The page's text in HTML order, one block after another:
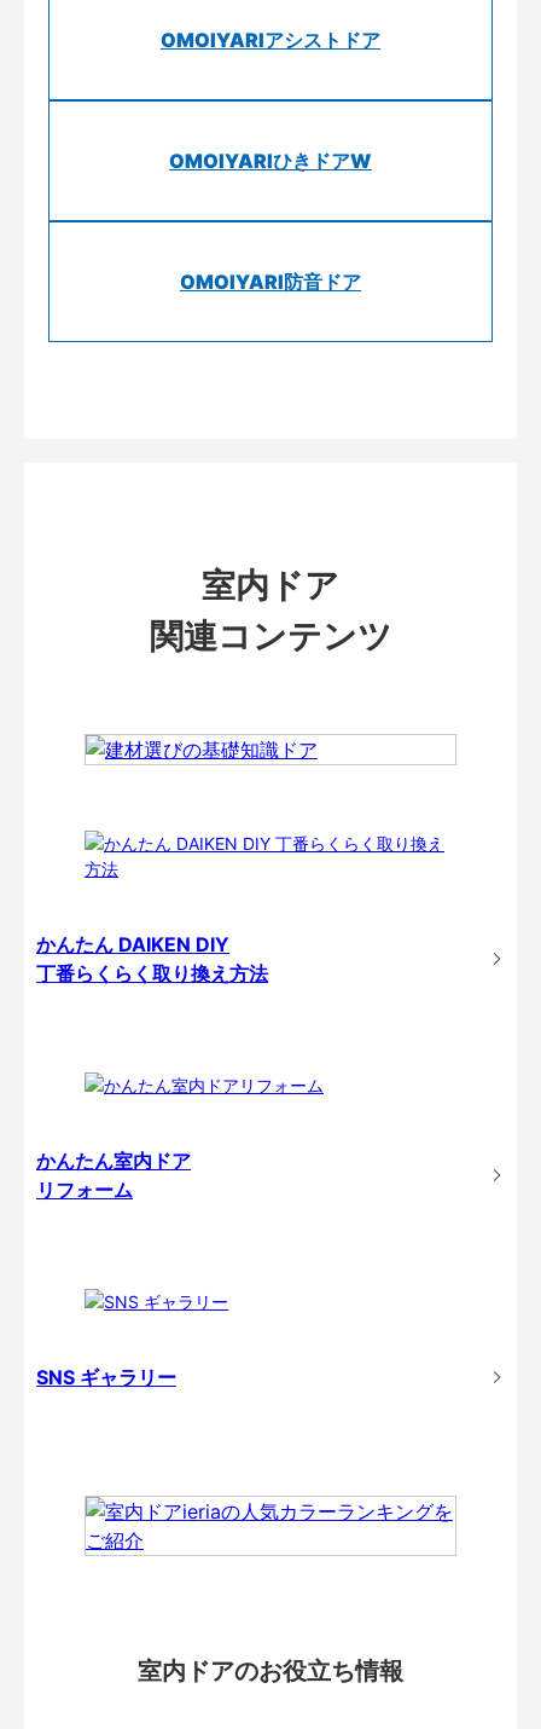
OMOIYARIアシストドア
OMOIYARIひきドアW
OMOIYARI防音ドア
室内ドア
関連コンテンツ
かんたん DAIKEN DIY
丁番らくらく取り換え方法
かんたん室内ドア
リフォーム
SNS ギャラリー
室内ドアのお役立ち情報